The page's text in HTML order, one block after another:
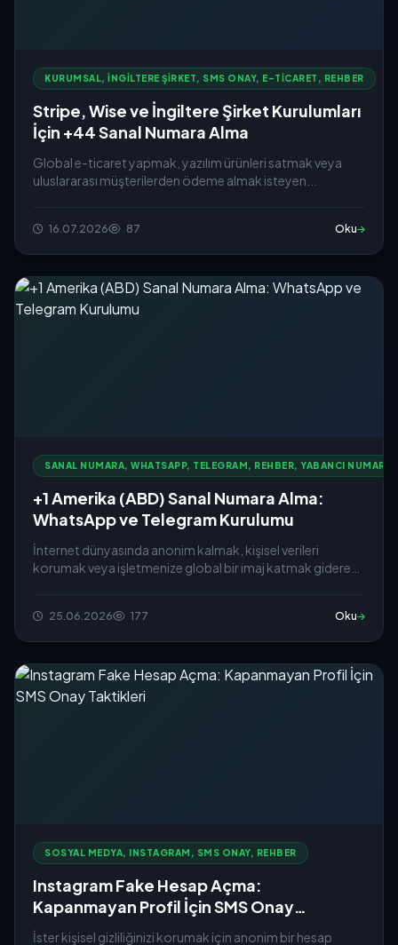
KURUMSAL, İNGILTERE ŞIRKET, SMS ONAY, E-TICARET, REHBER
Stripe, Wise ve İngiltere Şirket Kurulumları
İçin +44 Sanal Numara Alma
Global e-ticaret yapmak, yazılım ürünleri satmak veya
uluslararası müşterilerden ödeme almak isteyen...
16.07.2026 87 Oku
SANAL NUMARA, WHATSAPP, TELEGRAM, REHBER, YABANCI NUMARA
+1 Amerika (ABD) Sanal Numara Alma:
WhatsApp ve Telegram Kurulumu
İnternet dünyasında anonim kalmak, kişisel verileri
korumak veya işletmenize global bir imaj katmak giderek
25.06.2026 177 Oku
SOSYAL MEDYA, INSTAGRAM, SMS ONAY, REHBER
Instagram Fake Hesap Açma:
Kapanmayan Profil İçin SMS Onay
Taktikleri
İster kişisel gizliliğinizi korumak için anonim bir hesap